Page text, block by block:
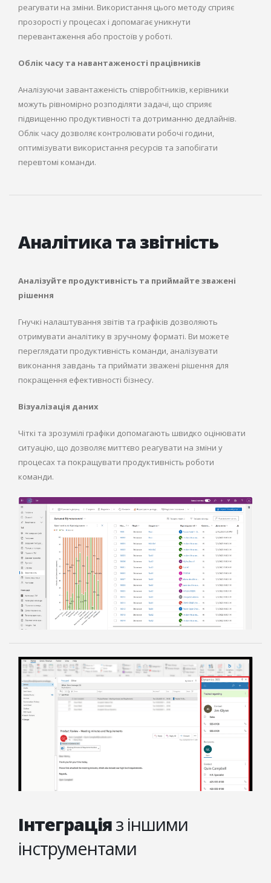
реагувати на зміни. Використання цього методу сприяє
прозорості у процесах і допомагає уникнути
перевантаження або простоїв у роботі.
Облік часу та навантаженості працівників
Аналізуючи завантаженість співробітників, керівники
можуть рівномірно розподіляти задачі, що сприяє
підвищенню продуктивності та дотриманню дедлайнів.
Облік часу дозволяє контролювати робочі години,
оптимізувати використання ресурсів та запобігати
перевтомі команди.
Аналітика та звітність
Аналізуйте продуктивність та приймайте зважені
рішення
Гнучкі налаштування звітів та графіків дозволяють
отримувати аналітику в зручному форматі. Ви можете
переглядати продуктивність команди, аналізувати
виконання завдань та приймати зважені рішення для
покращення ефективності бізнесу.
Візуалізація даних
Чіткі та зрозумілі графіки допомагають швидко оцінювати
ситуацію, що дозволяє миттєво реагувати на зміни у
процесах та покращувати продуктивність роботи
команди.
Інтеграціяз іншими
інструментами